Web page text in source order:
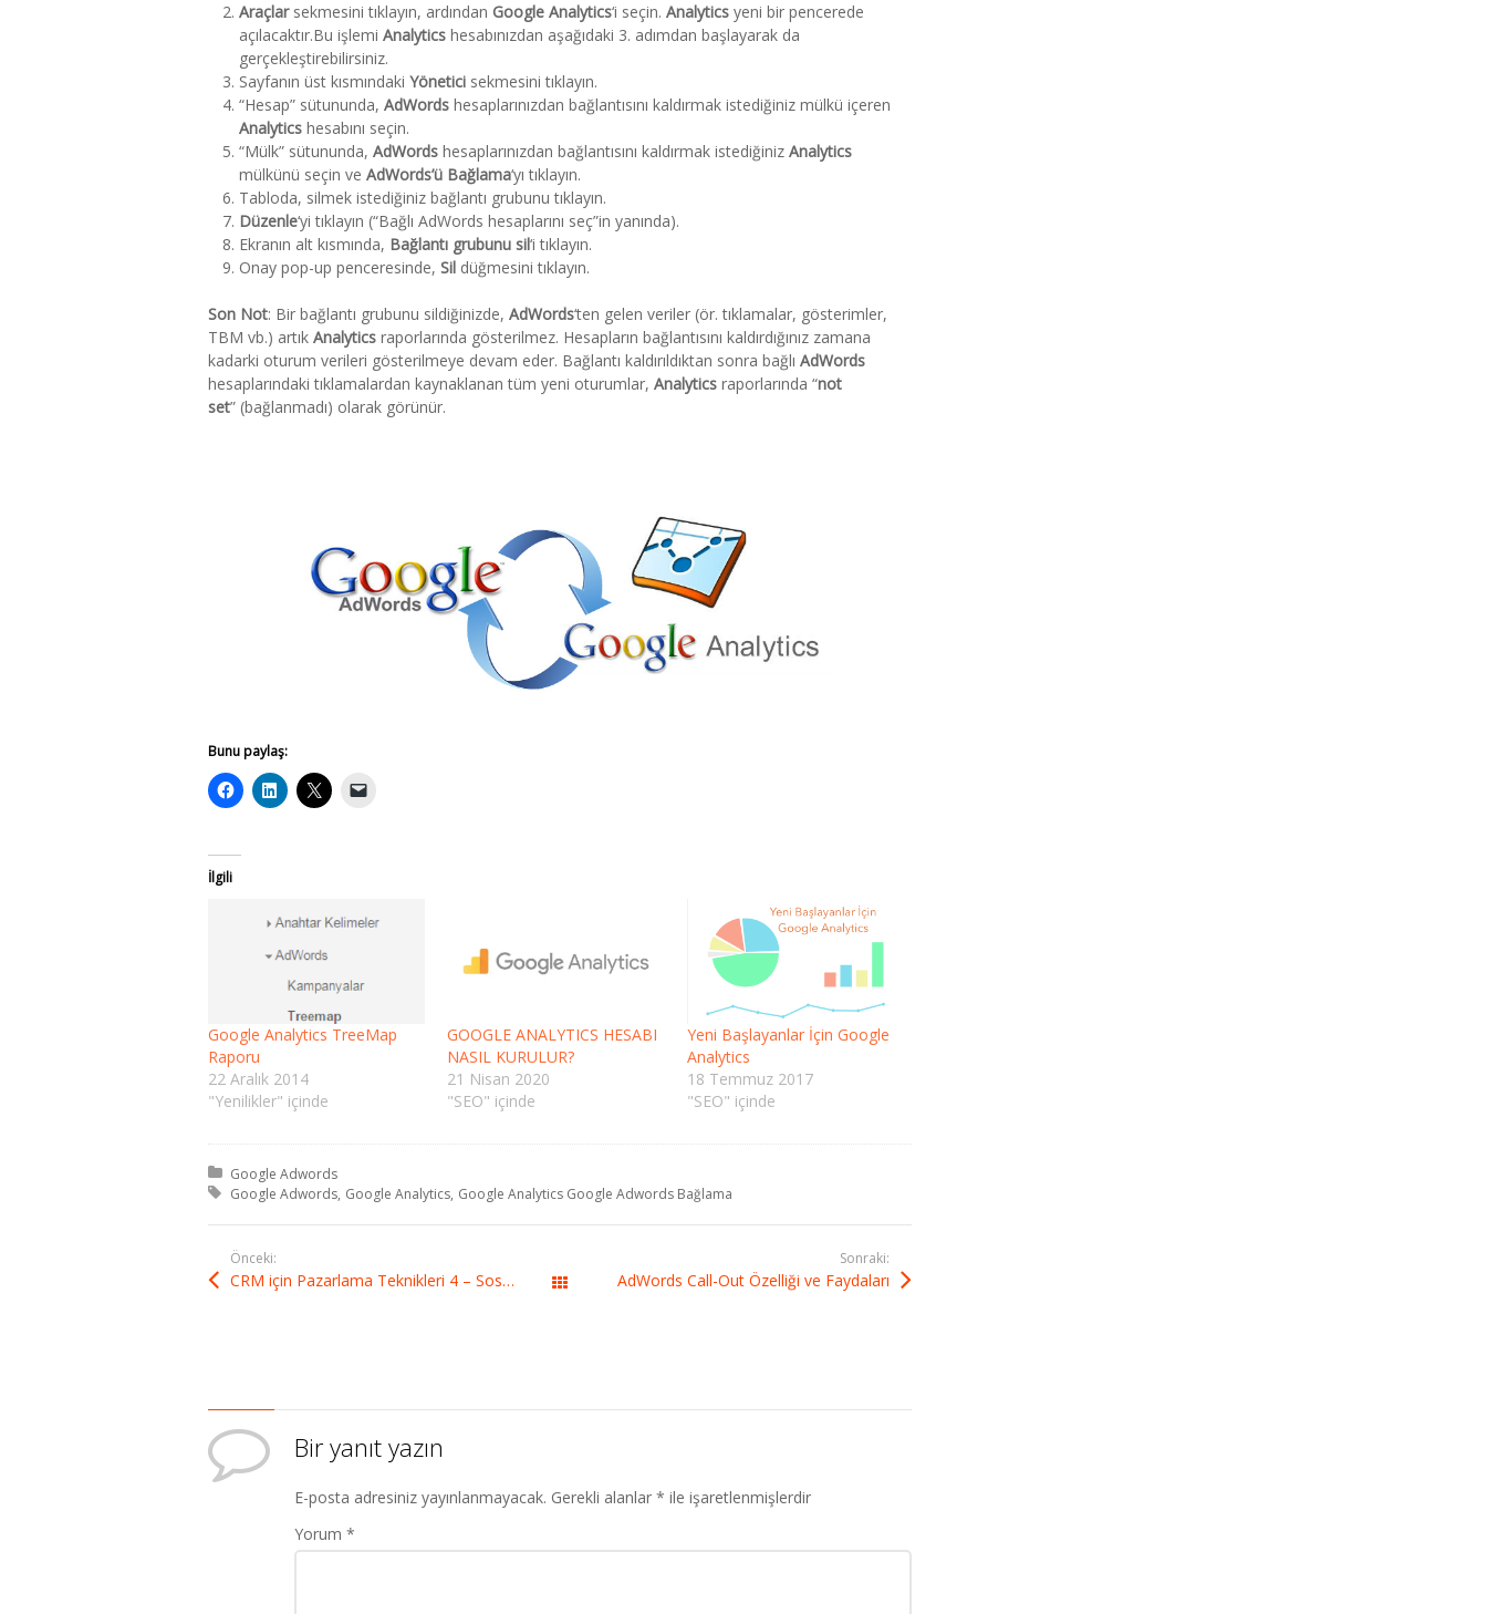
Araçlarsekmesini tıklayın, ardından Google Analytics‘i seçin. Analytics yeni bir pencerede
açılacaktır.Bu işlemi Analytics hesabınızdan aşağıdaki 3. adımdan başlayarak da
gerçekleştirebilirsiniz.
Sayfanın üst kısmındaki Yönetici sekmesini tıklayın.
“Hesap” sütununda, AdWords hesaplarınızdan bağlantısını kaldırmak istediğiniz mülkü içeren
Analytics hesabını seçin.
“Mülk” sütununda, AdWords hesaplarınızdan bağlantısını kaldırmak istediğiniz Analytics
mülkünü seçin ve AdWords’ü Bağlama‘yı tıklayın.
Tabloda, silmek istediğiniz bağlantı grubunu tıklayın.
Düzenle‘yi tıklayın (“Bağlı AdWords hesaplarını seç”in yanında).
Ekranın alt kısmında, Bağlantı grubunu sil‘i tıklayın.
Onay pop-up penceresinde, Sil düğmesini tıklayın.
Son Not: Bir bağlantı grubunu sildiğinizde, AdWords‘ten gelen veriler (ör. tıklamalar, gösterimler,
TBM vb.) artık Analytics raporlarında gösterilmez. Hesapların bağlantısını kaldırdığınız zamana
kadarki oturum verileri gösterilmeye devam eder. Bağlantı kaldırıldıktan sonra bağlı AdWords
hesaplarındaki tıklamalardan kaynaklanan tüm yeni oturumlar, Analytics raporlarında “not
set” (bağlanmadı) olarak görünür.
Bunu paylaş:
İlgili
Google Analytics TreeMap
Raporu
22 Aralık 2014
"Yenilikler" içinde
GOOGLE ANALYTICS HESABI
NASIL KURULUR?
21 Nisan 2020
"SEO" içinde
Yeni Başlayanlar İçin Google
Analytics
18 Temmuz 2017
"SEO" içinde
Kategori:
Google Adwords
Etiket:
Google Adwords Google Analytics Google Analytics Google Adwords Bağlama
Önceki:
CRM için Pazarlama Teknikleri 4 – Sosyal Medya Reklam Pazarlama Tüm yazılar
Sonraki:
AdWords Call-Out Özelliği ve Faydaları
Bir yanıt yazın
E-posta adresiniz yayınlanmayacak. Gerekli alanlar * ile işaretlenmişlerdir
Yorum *